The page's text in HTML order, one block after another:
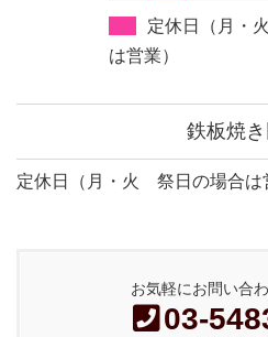
定休日（月・
は営業）
鉄板焼
定休日（月・火 祭日の場合は
お気軽にお問い合
03-